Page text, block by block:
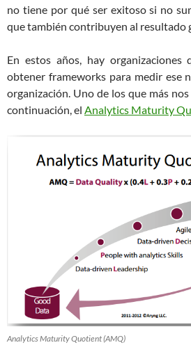
no tiene por qué ser exitoso si no
que también contribuyen al resultado
En estos años, hay organizaciones
obtener frameworks para medir ese
organización. Uno de los que más
continuación, el Analytics Maturity
Analytics Maturity Quotient (AMQ)